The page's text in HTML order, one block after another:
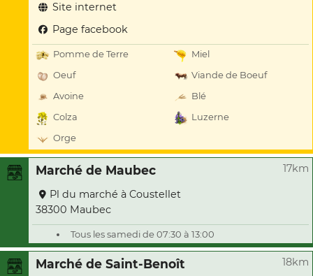
Site internet
Page facebook
Pomme de Terre
Miel
Oeuf
Viande de Boeuf
Avoine
Blé
Colza
Luzerne
Orge
Marché de Maubec 17km
Pl du marché à Coustellet
38300 Maubec
Tous les samedi de 07:30 à 13:00
Marché de Saint-Benoît 18km